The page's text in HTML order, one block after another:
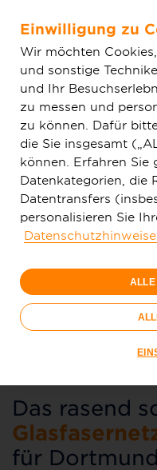
Zum Hauptinhalt
Glasfaser & Ausbau
Westfalen
Dortmund
Das rasend
für
Einwilligung zu
Wir möchten
und sonstige
und Ihr
zu messen und
zu können. Dafür
die Sie insgesamt
können. Erfahren Sie
Datenkategorien, die
Datentransfers
personalisieren Sie
Datenschutzhinweise
ALLE